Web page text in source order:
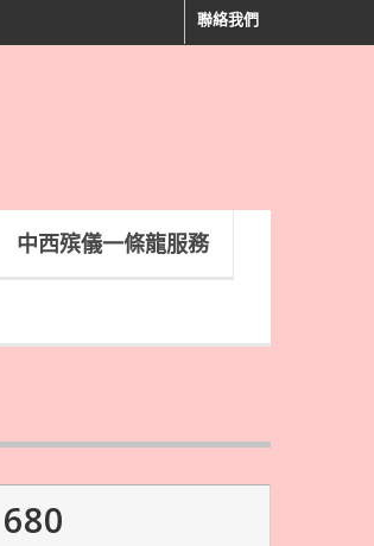
聯絡我們
中西殡儀一條龍服務